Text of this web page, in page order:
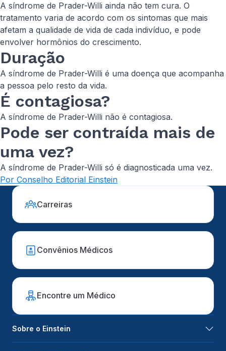
A síndrome de Prader-Willi ainda não tem cura. O
tratamento varia de acordo com os sintomas que mais
afetam a qualidade de vida de cada indivíduo, e pode
envolver hormônios do crescimento.
Duração
A síndrome de Prader-Willi é uma doença que acompanha
a pessoa pelo resto da vida.
É contagiosa?
A síndrome de Prader-Willi não é contagiosa.
Pode ser contraída mais de
uma vez?
A síndrome de Prader-Willi só é diagnosticada uma vez.
Por Conselho Editorial Einstein
Carreiras
Convênios Médicos
Encontre um Médico
Sobre o Einstein